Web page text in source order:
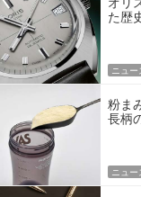
た歴
ニュー
粉ま
長柄
ニュー